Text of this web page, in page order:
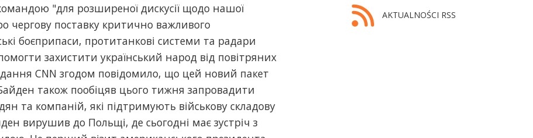
"для розширеної дискусії щодо нашої
чергову поставку критично важливого
боєприпаси, протитанкові системи та радари
захистити український народ від повітряних
CNN згодом повідомило, що цей новий пакет
також пообіцяв цього тижня запровадити
та компаній, які підтримують військову складову
вирушив до Польщі, де сьогодні має зустріч з
AKTUALNOŚCI RSS